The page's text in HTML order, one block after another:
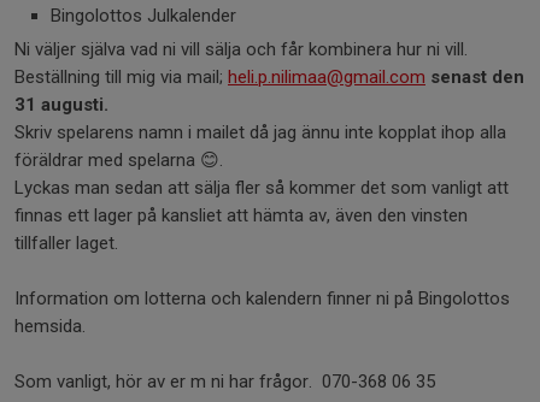
Bingolottos Julkalender
Ni väljer själva vad ni vill sälja och får kombinera hur ni vill.
Beställning till mig via mail; heli.p.nilimaa@gmail.com senast den
31 augusti.
Skriv spelarens namn i mailet då jag ännu inte kopplat ihop alla
föräldrar med spelarna 😊.
Lyckas man sedan att sälja fler så kommer det som vanligt att
finnas ett lager på kansliet att hämta av, även den vinsten
tillfaller laget.
Information om lotterna och kalendern finner ni på Bingolottos
hemsida.
Som vanligt, hör av er m ni har frågor. 070-368 06 35